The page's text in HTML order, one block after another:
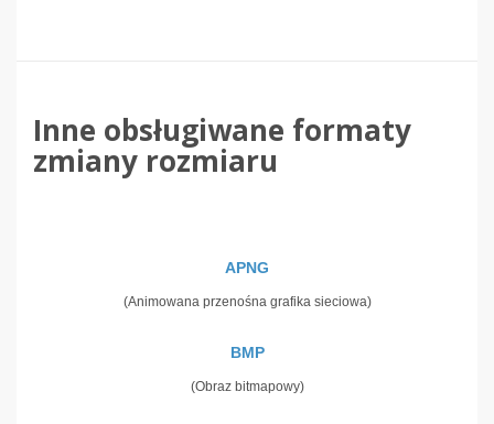
Inne obsługiwane formaty
zmiany rozmiaru
APNG
(Animowana przenośna grafika sieciowa)
BMP
(Obraz bitmapowy)